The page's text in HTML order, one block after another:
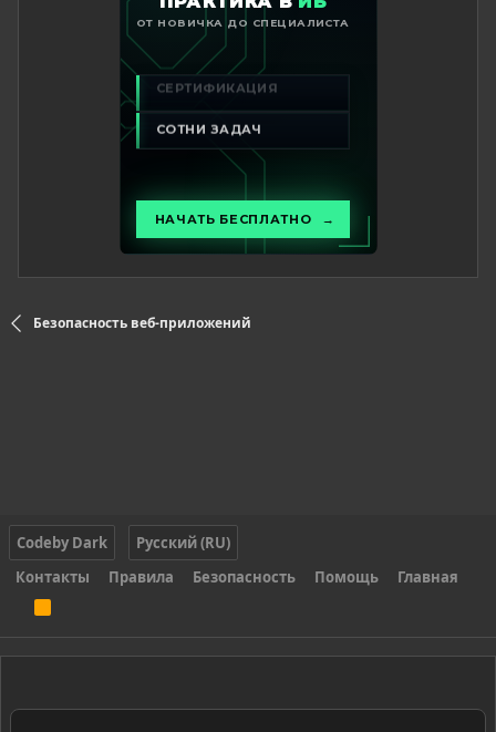
Безопасность веб-приложений
Codeby Dark
Русский (RU)
Контакты
Правила Безопасность Помощь Главная
S